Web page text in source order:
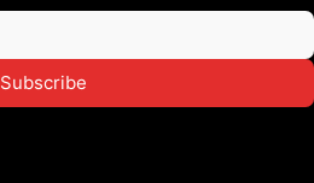
Subscribe